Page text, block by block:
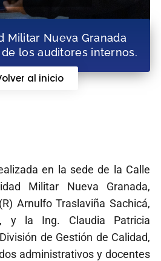
Militar Nueva Granada
los auditores internos.
al inicio
en la sede de la Calle
Militar Nueva Granada,
Arnulfo Traslaviña Sachicá,
y la Ing. Claudia Patricia
de Gestión de Calidad,
administrativos y docentes